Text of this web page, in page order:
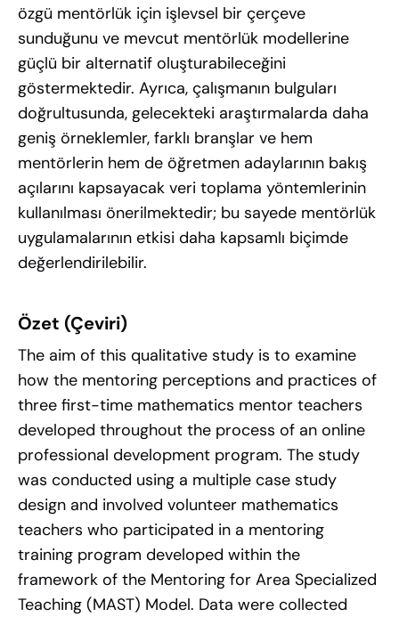
özgü mentörlük için işlevsel bir çerçeve
sunduğunu ve mevcut mentörlük modellerine
güçlü bir alternatif oluşturabileceğini
göstermektedir. Ayrıca, çalışmanın bulguları
doğrultusunda, gelecekteki araştırmalarda daha
geniş örneklemler, farklı branşlar ve hem
mentörlerin hem de öğretmen adaylarının bakış
açılarını kapsayacak veri toplama yöntemlerinin
kullanılması önerilmektedir; bu sayede mentörlük
uygulamalarının etkisi daha kapsamlı biçimde
değerlendirilebilir.
Özet (Çeviri)
The aim of this qualitative study is to examine
how the mentoring perceptions and practices of
three first-time mathematics mentor teachers
developed throughout the process of an online
professional development program. The study
was conducted using a multiple case study
design and involved volunteer mathematics
teachers who participated in a mentoring
training program developed within the
framework of the Mentoring for Area Specialized
Teaching (MAST) Model. Data were collected